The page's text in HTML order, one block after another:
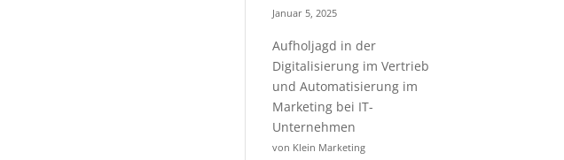
Januar 5, 2025
Aufholjagd in der
Digitalisierung im Vertrieb
und Automatisierung im
Marketing bei IT-
Unternehmen
von Klein Marketing